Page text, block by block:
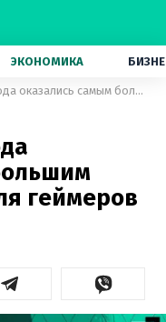
ЭКОНОМИКА
Какие игры 2025 года оказались самым большим разочарованием для геймеров
геймеров